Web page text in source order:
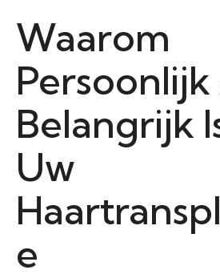
Waarom
Belangrijk
Uw
e